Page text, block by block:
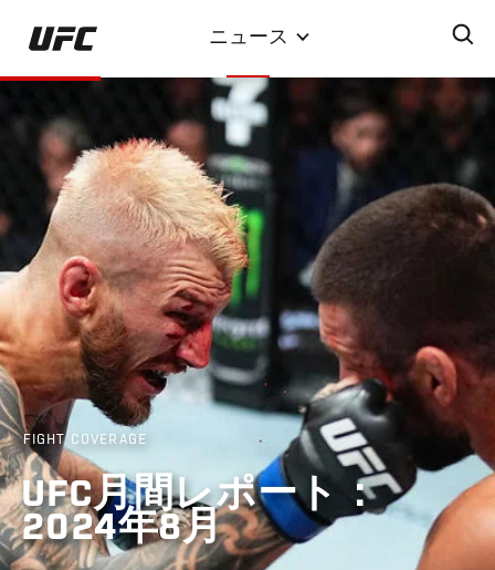
イ
ン
移
ニュース
FIGHT COVERAGE
UFC月間レポート：
2024年8月